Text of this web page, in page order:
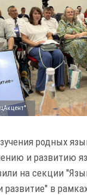
родных
и развитию
на секции
развитие" в